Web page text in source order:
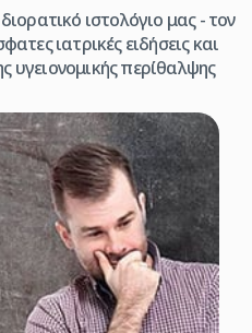
ιστολόγιο μας - τον
ιατρικές ειδήσεις και
υγειονομικής περίθαλψης